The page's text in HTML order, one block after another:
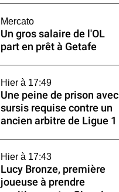
Mercato
Un gros salaire de l'OL
part en prêt à Getafe
Hier à 17:49
Une peine de prison avec
sursis requise contre un
ancien arbitre de Ligue 1
Hier à 17:43
Lucy Bronze, première
joueuse à prendre